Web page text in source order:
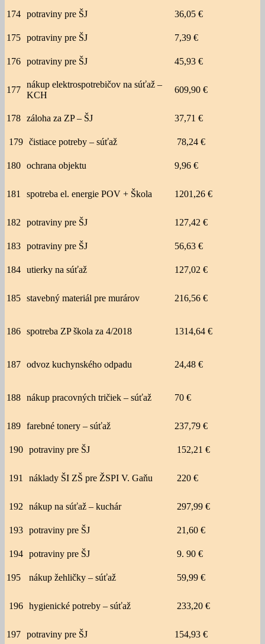
174 potraviny pre ŠJ 36,05 €
175 potraviny pre ŠJ 7,39 €
176 potraviny pre ŠJ 45,93 €
177
nákup elektrospotrebičov na súťaž –
KCH
609,90 €
178 záloha za ZP – ŠJ 37,71 €
179 čistiace potreby – súťaž 78,24 €
180 ochrana objektu 9,96 €
181 spotreba el. energie POV + Škola 1201,26 €
182 potraviny pre ŠJ 127,42 €
183 potraviny pre ŠJ 56,63 €
184 utierky na súťaž 127,02 €
185 stavebný materiál pre murárov 216,56 €
186 spotreba ZP škola za 4/2018 1314,64 €
187 odvoz kuchynského odpadu 24,48 €
188 nákup pracovných tričiek – súťaž 70 €
189 farebné tonery – súťaž 237,79 €
190 potraviny pre ŠJ 152,21 €
191 náklady ŠI ZŠ pre ŽSPI V. Gaňu 220 €
192 nákup na súťaž – kuchár 297,99 €
193 potraviny pre ŠJ 21,60 €
194 potraviny pre ŠJ 9. 90 €
195 nákup žehličky – súťaž 59,99 €
196 hygienické potreby – súťaž 233,20 €
197 potraviny pre ŠJ 154,93 €